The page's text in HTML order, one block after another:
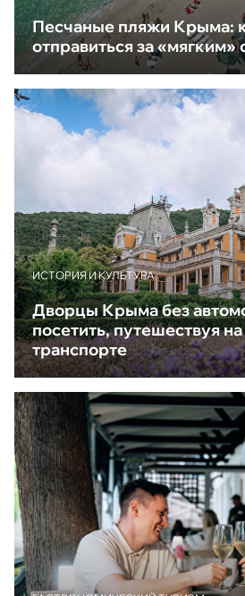
Песчаные пляжи Крыма:
отправиться за «мягким»
ИСТОРИЯ И КУЛЬТУРА
Дворцы Крыма без
посетить, путешествуя
транспорте